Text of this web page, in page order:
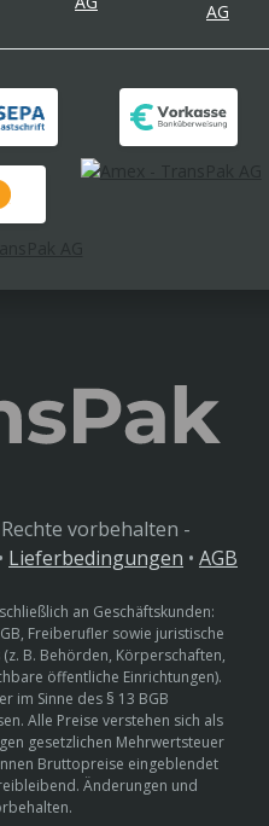
vorbehalten -
• Lieferbedingungen • AGB
an Geschäftskunden:
Freiberufler sowie juristische
B. Behörden, Körperschaften,
öffentliche Einrichtungen).
im Sinne des § 13 BGB
Alle Preise verstehen sich als
gesetzlichen Mehrwertsteuer
Bruttopreise eingeblendet
Änderungen und